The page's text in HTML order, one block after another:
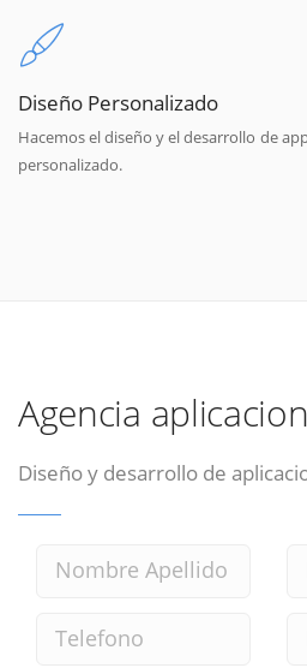
Diseño Personalizado
Hacemos el diseño y el desarrollo de
personalizado.
Agencia
Diseño y desarrollo de